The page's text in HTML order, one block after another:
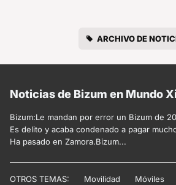
ARCHIVO DE
Noticias de Bizum en Mundo
Bizum:Le mandan por error un Bizum de
Es delito y acaba condenado a pagar
Ha pasado en Zamora.Bizum...
OTROS TEMAS: Movilidad Móviles